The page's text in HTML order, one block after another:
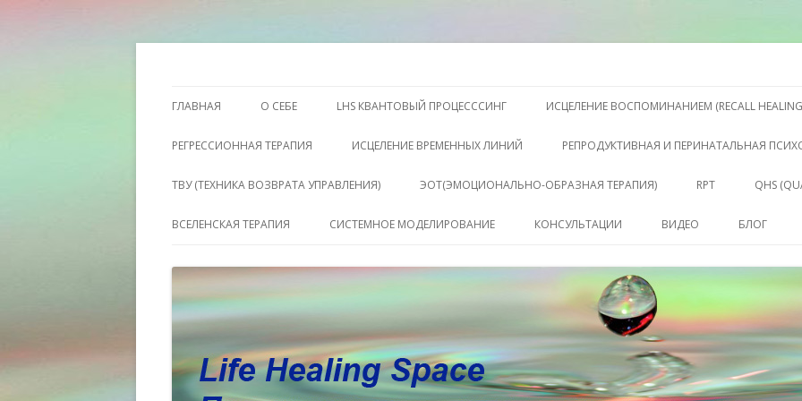
ГЛАВНАЯ О СЕБЕ LHS КВАНТОВЫЙ ПРОЦЕСССИНГ ИСЦЕЛЕНИЕ ВОСПОМИНАНИЕМ (RECALL
РЕГРЕССИОННАЯ ТЕРАПИЯ ИСЦЕЛЕНИЕ ВРЕМЕННЫХ ЛИНИЙ РЕПРОДУКТИВНАЯ И ПЕРИНАТАЛЬНАЯ
ТВУ (ТЕХНИКА ВОЗВРАТА УПРАВЛЕНИЯ) ЭОТ(ЭМОЦИОНАЛЬНО-ОБРАЗНАЯ ТЕРАПИЯ) RPT QHS
ВСЕЛЕНСКАЯ ТЕРАПИЯ СИСТЕМНОЕ МОДЕЛИРОВАНИЕ КОНСУЛЬТАЦИИ
ПАКЕТ СЕССИЙ И
КОНСУЛЬТАЦИЙ
СОПРОВОЖДЕНИЕ
КОУЧИНГ ДО РЕЗУЛЬТАТА
ВИДЕО БЛОГ